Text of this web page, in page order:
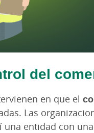
del
en que el
Las
entidad con